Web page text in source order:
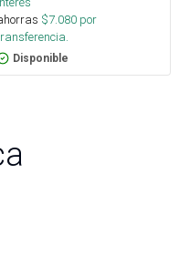
$7.080 por
Disponible